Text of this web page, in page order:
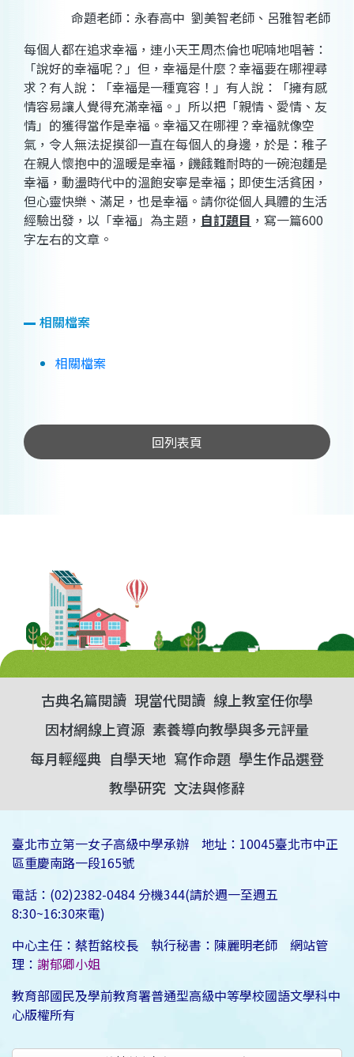
命題老師：永春高中 劉美智老師、呂雅智老師
每個人都在追求幸福，連小天王周杰倫也呢喃地唱著：
「說好的幸福呢？」但，幸福是什麼？幸福要在哪裡尋
求？有人說：「幸福是一種寬容！」有人說：「擁有感
情容易讓人覺得充滿幸福。」所以把「親情、愛情、友
情」的獲得當作是幸福。幸福又在哪裡？幸福就像空
氣，令人無法捉摸卻一直在每個人的身邊，於是：稚子
在親人懷抱中的溫暖是幸福，饑餓難耐時的一碗泡麵是
幸福，動盪時代中的溫飽安寧是幸福；即使生活貧困，
但心靈快樂、滿足，也是幸福。請你從個人具體的生活
經驗出發，以「幸福」為主題， 自訂題目 ，寫一篇600
字左右的文章。
相關檔案
相關檔案
回列表頁
古典名篇閱讀 現當代閱讀 線上教室任你學
因材網線上資源 素養導向教學與多元評量
每月輕經典 自學天地 寫作命題 學生作品選登
教學研究 文法與修辭
臺北市立第一女子高級中學承辦 地址：10045臺北市中正
區重慶南路一段165號
電話：(02)2382-0484 分機344(請於週一至週五
8:30~16:30來電)
中心主任：蔡哲銘校長 執行秘書：陳麗明老師 網站管
理： 謝郁卿小姐
教育部國民及學前教育署普通型高級中等學校國語文學科中
心版權所有